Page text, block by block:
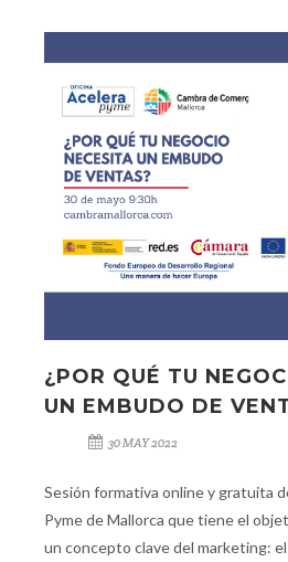
¿POR QUÉ TU
UN EMBUDO DE
30 MAY 2022
Sesión formativa online y gratuita
Pyme de Mallorca que tiene el
un concepto clave del marketing: